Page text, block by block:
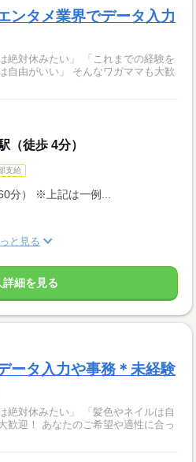
ンタメ業界でデータ入力
絶対休みたい」 「これまでの経験を
自由がいい」 そんなワガママも大歓
（徒歩 4分）
支給
分） ※上記は一例...
と見る
詳細を見る
ータ入力や事務＊未経験
絶対休みたい」 「髪色やネイルは自
適性に合っ